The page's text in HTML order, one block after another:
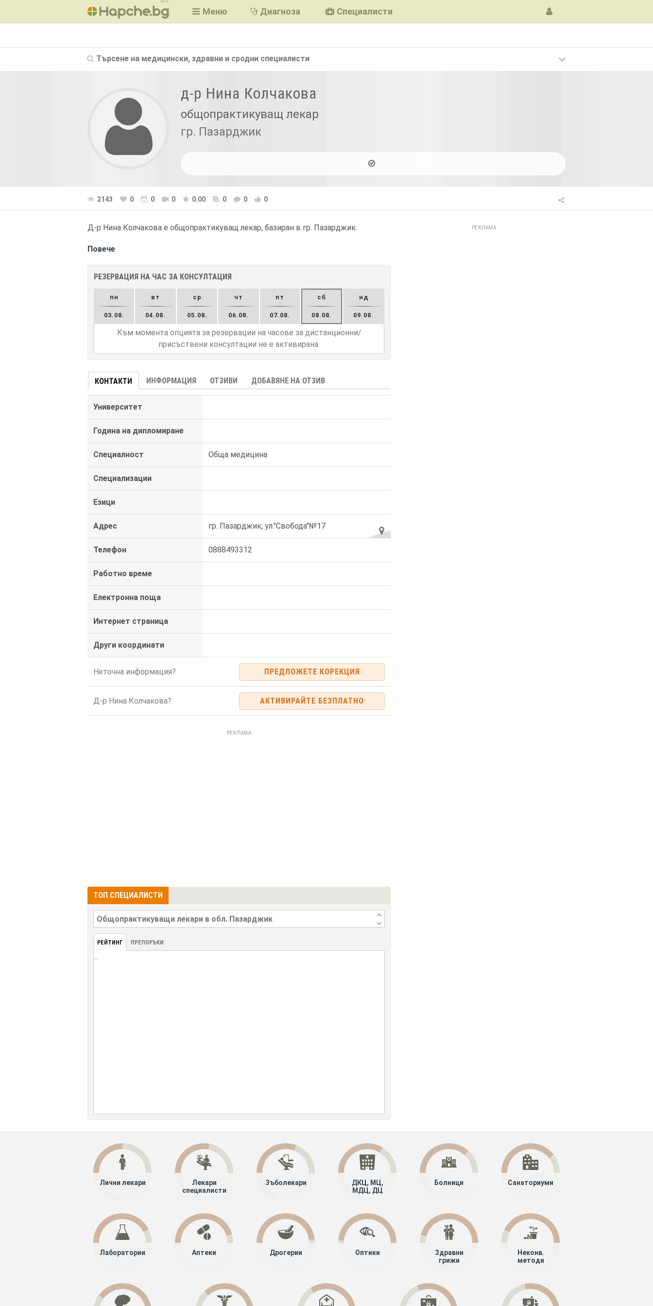
BETA
Меню Диагноза Специалисти
Търсене на медицински, здравни и сродни специалисти
д-р Нина Колчакова
общопрактикуващ лекар
гр. Пазарджик
2143 0 0 0 0.00 0 0 0
Д-р Нина Колчакова е общопрактикуващ лекар, базиран в гр. Пазарджик.
Повече
РЕЗЕРВАЦИЯ НА ЧАС ЗА КОНСУЛТАЦИЯ
пн
03.08.
вт
04.08.
ср
05.08.
чт
06.08.
пт
07.08.
сб
08.08.
нд
09.08.
Към момента опцията за резервации на часове за дистанционни/
присъствени консултации не е активирана.
КОНТАКТИ ИНФОРМАЦИЯ ОТЗИВИ ДОБАВЯНЕ НА ОТЗИВ
Университет
Година на дипломиране
Специалност Обща медицина
Специализации
Езици
Адрес гр. Пазарджик, ул."Свобода"№17
Телефон 0888493312
Работно време
Електронна поща
Интернет страница
Други координати
Неточна информация? ПРЕДЛОЖЕТЕ КОРЕКЦИЯ
Д-р Нина Колчакова? АКТИВИРАЙТЕ БЕЗПЛАТНО
РЕКЛАМА
ТОП СПЕЦИАЛИСТИ
РЕЙТИНГ ПРЕПОРЪКИ
...
РЕКЛАМА
Лични лекари
Лекари
специалисти
Зъболекари
ДКЦ, МЦ,
МДЦ, ДЦ
Болници Санаториуми
Лаборатории Аптеки Дрогерии Оптики
Здравни
грижи
Неконв.
методи